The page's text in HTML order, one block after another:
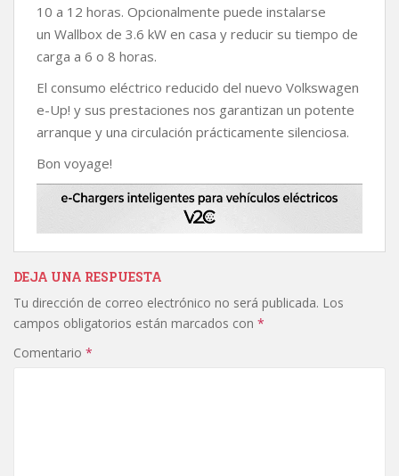
10 a 12 horas. Opcionalmente puede instalarse
un Wallbox de 3.6 kW en casa y reducir su tiempo de
carga a 6 o 8 horas.
El consumo eléctrico reducido del nuevo Volkswagen
e-Up! y sus prestaciones nos garantizan un potente
arranque y una circulación prácticamente silenciosa.
Bon voyage!
DEJA UNA RESPUESTA
Tu dirección de correo electrónico no será publicada. Los
campos obligatorios están marcados con *
Comentario *